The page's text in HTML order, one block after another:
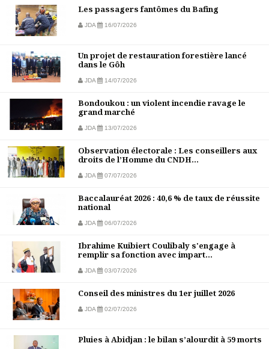
Les passagers fantômes du Bafing
JDA 16/07/2026
Un projet de restauration forestière lancé
dans le Gôh
JDA 14/07/2026
Bondoukou : un violent incendie ravage le
grand marché
JDA 13/07/2026
Observation électorale : Les conseillers aux
droits de l’Homme du CNDH...
JDA 07/07/2026
Baccalauréat 2026 : 40,6 % de taux de réussite
national
JDA 06/07/2026
Ibrahime Kuibiert Coulibaly s'engage à
remplir sa fonction avec impart...
JDA 03/07/2026
Conseil des ministres du 1er juillet 2026
JDA 02/07/2026
Pluies à Abidjan : le bilan s’alourdit à 59 morts